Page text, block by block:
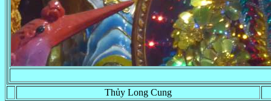
Thủy Long Cung